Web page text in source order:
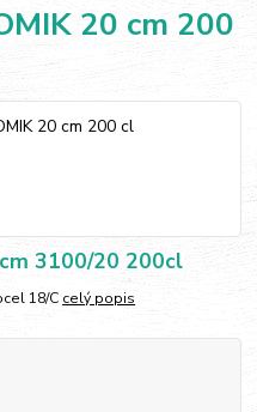
20 cm 200
3100/20 200cl
18/C celý popis